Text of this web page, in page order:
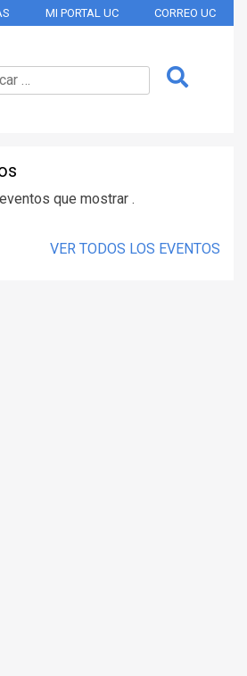
MI PORTAL UC CORREO UC
que mostrar .
VER TODOS LOS EVENTOS